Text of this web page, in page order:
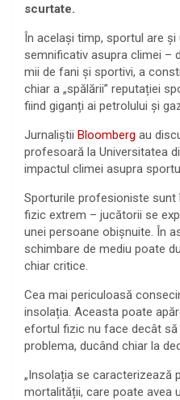
scurtate.
În același timp, sportul are
semnificativ asupra climei –
mii de fani și sportivi, a
chiar a „spălării” reputației
fiind giganți ai petrolului și
Jurnaliștii Bloomberg au
profesoară la Universitatea
impactul climei asupra
Sporturile profesioniste
fizic extrem – jucătorii se
unei persoane obișnuite. În
schimbare de mediu poate
chiar critice.
Cea mai periculoasă
insolația. Aceasta poate
efortul fizic nu face decât
problema, ducând chiar la
„Insolația se caracterizează
mortalității, care poate avea